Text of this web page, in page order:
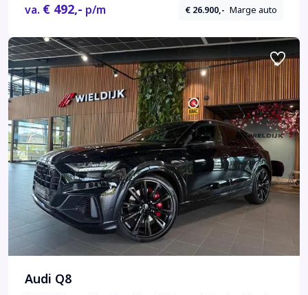
va. € 492,- p/m € 26.900,- Marge auto
Audi Q8